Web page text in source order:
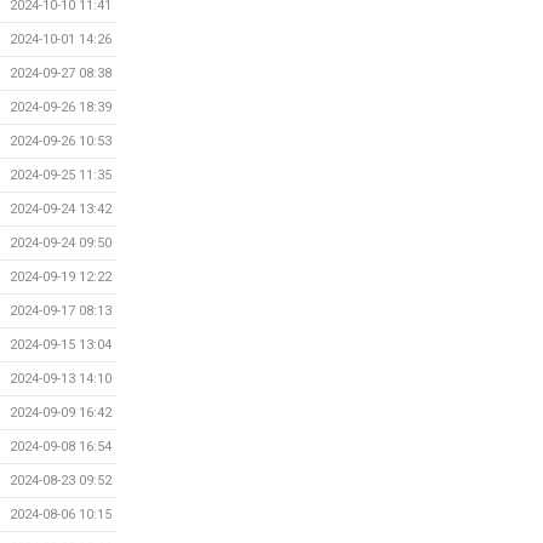
2024-10-10 11:41
2024-10-01 14:26
2024-09-27 08:38
2024-09-26 18:39
2024-09-26 10:53
2024-09-25 11:35
2024-09-24 13:42
2024-09-24 09:50
2024-09-19 12:22
2024-09-17 08:13
2024-09-15 13:04
2024-09-13 14:10
2024-09-09 16:42
2024-09-08 16:54
2024-08-23 09:52
2024-08-06 10:15